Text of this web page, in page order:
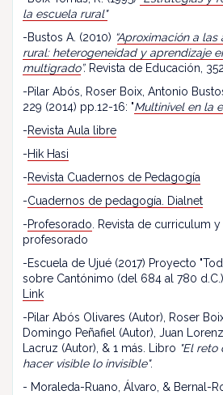
la escuela rural"
-Bustos A. (2010) “Aproximación a las
rural: heterogeneidad y aprendizaje
multigrado”. Revista de Educación,
-Pilar Abós, Roser Boix, Antonio
229 (2014) pp.12-16: "Multinivel en la
-Revista Aula libre
-Hik Hasi
-Revista Cuadernos de Pedagogía
-Cuadernos de pedagogía. Dialnet
-Profesorado . Revista de curriculum
profesorado
-Escuela de Ujué (2017) Proyecto
sobre Cantónimo (del 684 al 780
Link
-Pilar Abós Olivares (Autor), Roser
Domingo Peñafiel (Autor), Juan
Lacruz (Autor), & 1 más. Libro "El reto
hacer visible lo invisible".
- Moraleda-Ruano, Álvaro, & Bernal-